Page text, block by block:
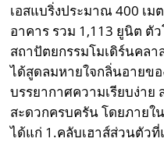
เอสแบริ่งประมาณ 400 เม
อาคาร รวม 1,113 ยูนิต ตั
สถาปัตยกรรมโมเดิร์นคลา
ได้สูดลมหายใจกลิ่นอายข
บรรยากาศความเรียบง่า
สะดวกครบครัน โดยภายใ
ได้แก่ 1.คลับเฮาส์ส่วนตัว